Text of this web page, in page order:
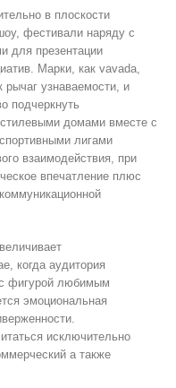
в плоскости
фестивали наряду с
для презентации
Марки, как vavada,
узнаваемости, и
подчеркнуть
домами вместе с
лигами
взаимодействия, при
впечатление плюс
когда аудитория
с фигурой любимым
эмоциональная
исключительно
а также